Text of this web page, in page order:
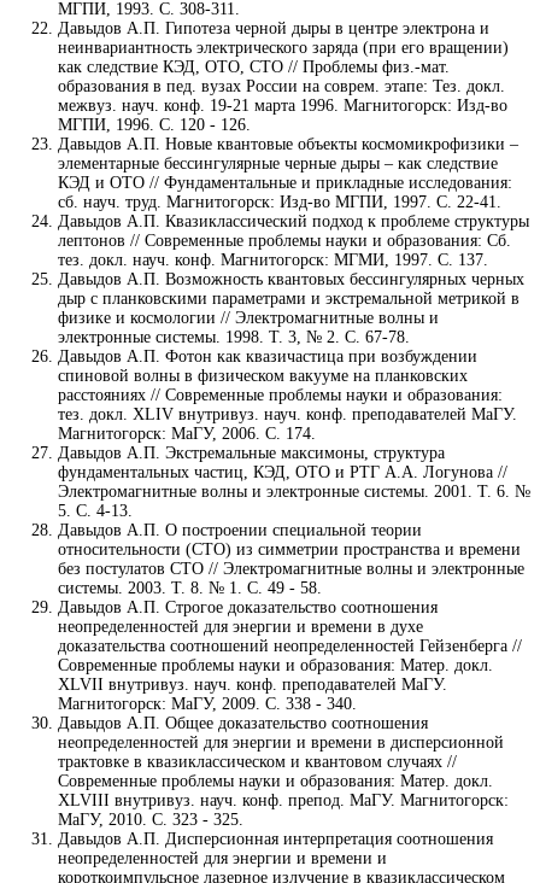
МГПИ, 1993. С. 308-311.
Давыдов А.П. Гипотеза черной дыры в центре электрона и
неинвариантность электрического заряда (при его вращении)
как следствие КЭД, ОТО, СТО // Проблемы физ.-мат.
образования в пед. вузах России на соврем. этапе: Тез. докл.
межвуз. науч. конф. 19-21 марта 1996. Магнитогорск: Изд-во
МГПИ, 1996. С. 120 - 126.
Давыдов А.П. Новые квантовые объекты космомикрофизики –
элементарные бессингулярные черные дыры – как следствие
КЭД и ОТО // Фундаментальные и прикладные исследования:
сб. науч. труд. Магнитогорск: Изд-во МГПИ, 1997. С. 22-41.
Давыдов А.П. Квазиклассический подход к проблеме структуры
лептонов // Современные проблемы науки и образования: Сб.
тез. докл. науч. конф. Магнитогорск: МГМИ, 1997. С. 137.
Давыдов А.П. Возможность квантовых бессингулярных черных
дыр с планковскими параметрами и экстремальной метрикой в
физике и космологии // Электромагнитные волны и
электронные системы. 1998. Т. 3, № 2. С. 67-78.
Давыдов А.П. Фотон как квазичастица при возбуждении
спиновой волны в физическом вакууме на планковских
расстояниях // Современные проблемы науки и образования:
тез. докл. XLIV внутривуз. науч. конф. преподавателей МаГУ.
Магнитогорск: МаГУ, 2006. С. 174.
Давыдов А.П. Экстремальные максимоны, структура
фундаментальных частиц, КЭД, ОТО и РТГ А.А. Логунова //
Электромагнитные волны и электронные системы. 2001. Т. 6. №
5. С. 4-13.
Давыдов А.П. О построении специальной теории
относительности (СТО) из симметрии пространства и времени
без постулатов СТО // Электромагнитные волны и электронные
системы. 2003. Т. 8. № 1. С. 49 - 58.
Давыдов А.П. Строгое доказательство соотношения
неопределенностей для энергии и времени в духе
доказательства соотношений неопределенностей Гейзенберга //
Современные проблемы науки и образования: Матер. докл.
XLVII внутривуз. науч. конф. преподавателей МаГУ.
Магнитогорск: МаГУ, 2009. С. 338 - 340.
Давыдов А.П. Общее доказательство соотношения
неопределенностей для энергии и времени в дисперсионной
трактовке в квазиклассическом и квантовом случаях //
Современные проблемы науки и образования: Матер. докл.
XLVIII внутривуз. науч. конф. препод. МаГУ. Магнитогорск:
МаГУ, 2010. С. 323 - 325.
Давыдов А.П. Дисперсионная интерпретация соотношения
неопределенностей для энергии и времени и
короткоимпульсное лазерное излучение в квазиклассическом